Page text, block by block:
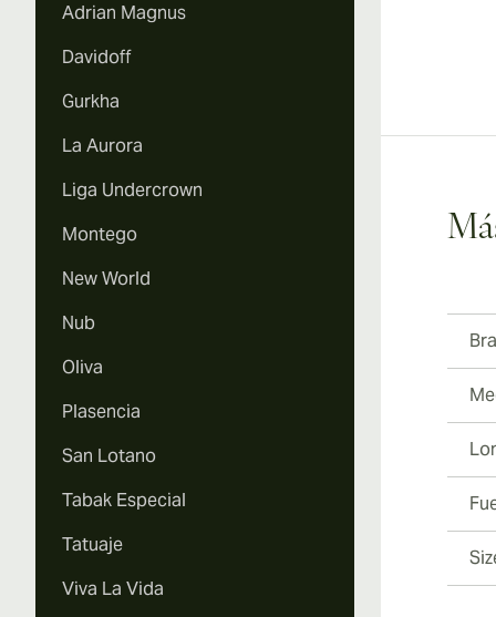
Adrian Magnus
Davidoff
Gurkha
La Aurora
Liga Undercrown
Montego
New World
Nub
Oliva
Plasencia
San Lotano
Tabak Especial
Tatuaje
Viva La Vida